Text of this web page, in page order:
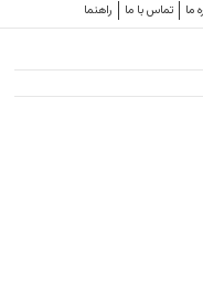
راهنما تماس با ما ما